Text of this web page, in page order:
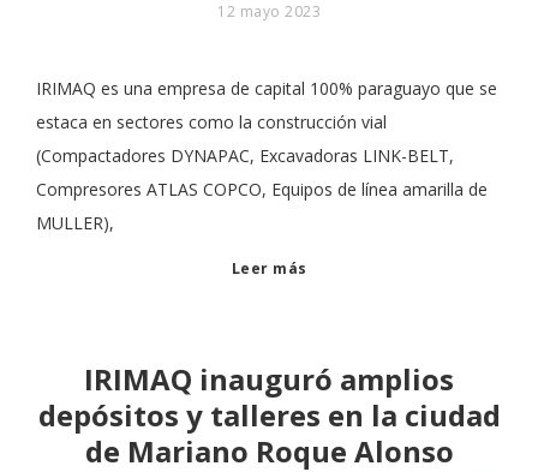
12 mayo 2023
IRIMAQ es una empresa de capital 100% paraguayo que se
estaca en sectores como la construcción vial
(Compactadores DYNAPAC, Excavadoras LINK-BELT,
Compresores ATLAS COPCO, Equipos de línea amarilla de
MULLER),
Leer más
IRIMAQ inauguró amplios
depósitos y talleres en la ciudad
de Mariano Roque Alonso